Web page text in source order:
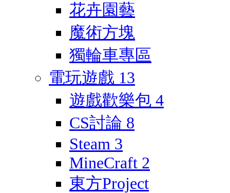
花卉園藝
魔術方塊
獨輪車專區
電玩遊戲 13
遊戲歡樂包 4
CS討論 8
Steam 3
MineCraft 2
東方Project